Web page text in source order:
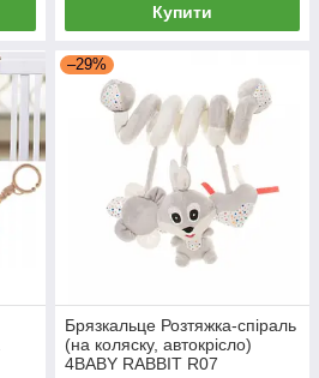
Купити
–29%
Брязкальце Розтяжка-спіраль
(на коляску, автокрісло)
4BABY RABBIT R07